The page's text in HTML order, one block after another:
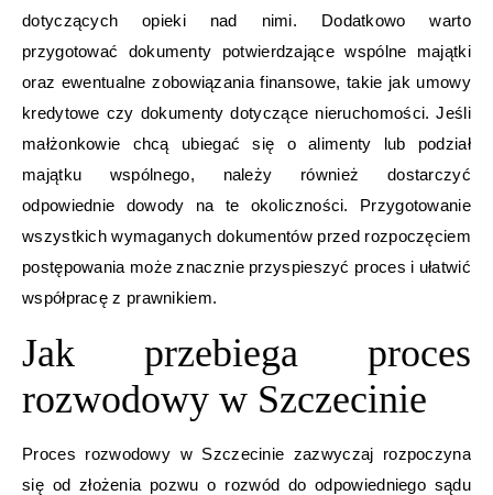
dotyczących opieki nad nimi. Dodatkowo warto
przygotować dokumenty potwierdzające wspólne majątki
oraz ewentualne zobowiązania finansowe, takie jak umowy
kredytowe czy dokumenty dotyczące nieruchomości. Jeśli
małżonkowie chcą ubiegać się o alimenty lub podział
majątku wspólnego, należy również dostarczyć
odpowiednie dowody na te okoliczności. Przygotowanie
wszystkich wymaganych dokumentów przed rozpoczęciem
postępowania może znacznie przyspieszyć proces i ułatwić
współpracę z prawnikiem.
Jak przebiega proces
rozwodowy w Szczecinie
Proces rozwodowy w Szczecinie zazwyczaj rozpoczyna
się od złożenia pozwu o rozwód do odpowiedniego sądu